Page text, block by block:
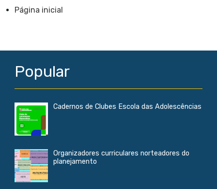
b
o
Página inicial
Popular
Cadernos de Clubes Escola das Adolescências
Organizadores curriculares norteadores do
planejamento